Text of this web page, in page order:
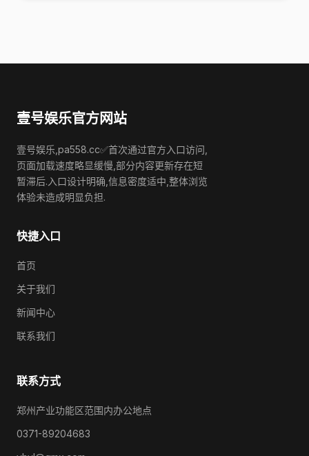
壹号娱乐官方网站
壹号娱乐,pa558.cc✅首次通过官方入口访问,
页面加载速度略显缓慢,部分内容更新存在短
暂滞后.入口设计明确,信息密度适中,整体浏览
体验未造成明显负担.
快捷入口
首页
关于我们
新闻中心
联系我们
联系方式
郑州产业功能区范围内办公地点
0371-89204683